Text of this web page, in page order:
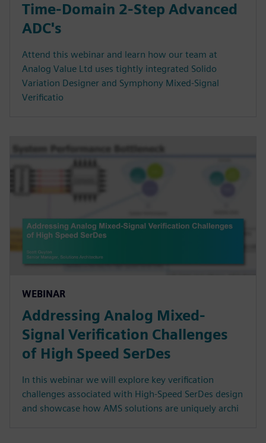
Time-Domain 2-Step Advanced
ADC's
Attend this webinar and learn how our team at
Analog Value Ltd uses tightly integrated Solido
Variation Designer and Symphony Mixed-Signal
Verificatio
WEBINAR
Addressing Analog Mixed-
Signal Verification Challenges
of High Speed SerDes
In this webinar we will explore key verification
challenges associated with High-Speed SerDes design
and showcase how AMS solutions are uniquely archi